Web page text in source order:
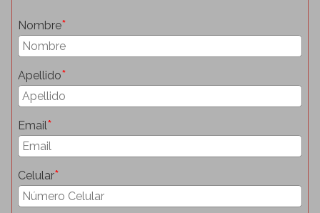
Nombre*
Apellido*
Email*
Celular*